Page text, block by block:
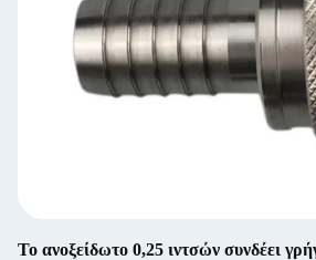
Το ανοξείδωτο 0,25 ιντσών συνδέει